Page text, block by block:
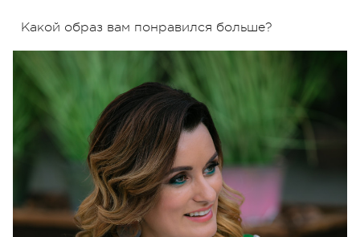
Какой образ вам понравился больше?